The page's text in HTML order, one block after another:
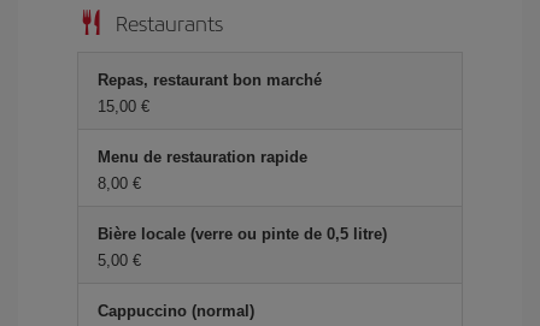
Restaurants
Repas, restaurant bon marché
15,00 €
Menu de restauration rapide
8,00 €
Bière locale (verre ou pinte de 0,5 litre)
5,00 €
Cappuccino (normal)